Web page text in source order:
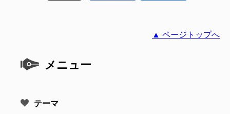
▲ ページトップへ
メニュー
テーマ